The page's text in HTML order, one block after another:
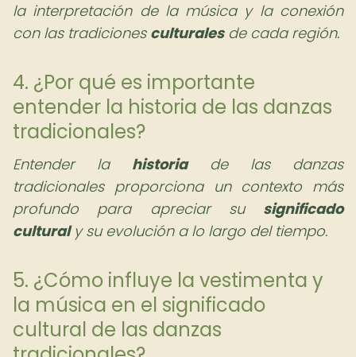
la interpretación de la música y la conexión
con las tradiciones culturalesde cada región.
4. ¿Por qué es importante
entender la historia de las danzas
tradicionales?
Entender la historiade las danzas
tradicionales proporciona un contexto más
profundo para apreciar su significado
culturaly su evolución a lo largo del tiempo.
5. ¿Cómo influye la vestimenta y
la música en el significado
cultural de las danzas